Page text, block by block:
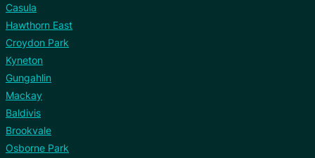
Casula
Hawthorn East
Croydon Park
Kyneton
Gungahlin
Mackay
Baldivis
Brookvale
Osborne Park